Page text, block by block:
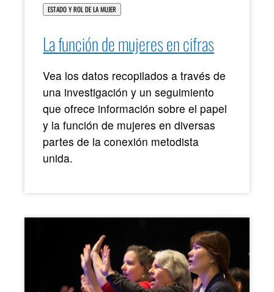
ESTADO Y ROL DE LA MUJER
La función de mujeres en cifras
Vea los datos recopilados a través de
una investigación y un seguimiento
que ofrece información sobre el papel
y la función de mujeres en diversas
partes de la conexión metodista
unida.